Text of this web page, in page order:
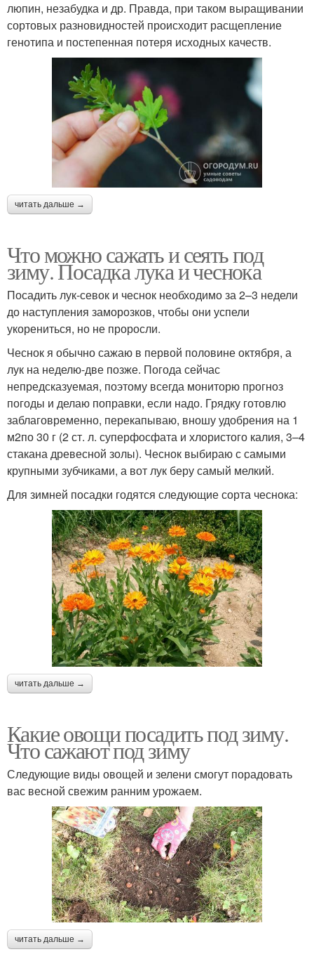
люпин, незабудка и др. Правда, при таком выращивании
сортовых разновидностей происходит расщепление
генотипа и постепенная потеря исходных качеств.
читать дальше →
Что можно сажать и сеять под
зиму. Посадка лука и чеснока
Посадить лук-севок и чеснок необходимо за 2–3 недели
до наступления заморозков, чтобы они успели
укорениться, но не проросли.
Чеснок я обычно сажаю в первой половине октября, а
лук на неделю-две позже. Погода сейчас
непредсказуемая, поэтому всегда мониторю прогноз
погоды и делаю поправки, если надо. Грядку готовлю
заблаговременно, перекапываю, вношу удобрения на 1
м2по 30 г (2 ст. л. суперфосфата и хлористого калия, 3–4
стакана древесной золы). Чеснок выбираю с самыми
крупными зубчиками, а вот лук беру самый мелкий.
Для зимней посадки годятся следующие сорта чеснока:
читать дальше →
Какие овощи посадить под зиму.
Что сажают под зиму
Следующие виды овощей и зелени смогут порадовать
вас весной свежим ранним урожаем.
читать дальше →